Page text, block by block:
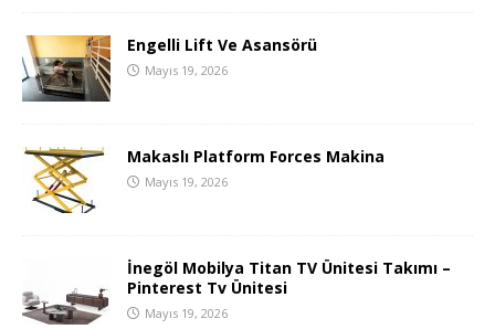
Engelli Lift Ve Asansörü
Mayıs 19, 2026
Makaslı Platform Forces Makina
Mayıs 19, 2026
İnegöl Mobilya Titan TV Ünitesi Takımı –
Pinterest Tv Ünitesi
Mayıs 19, 2026